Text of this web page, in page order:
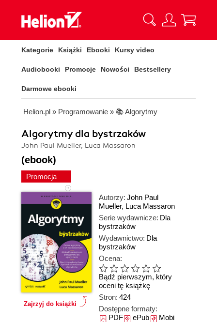
Kategorie Książki Ebooki Kursy video
Audiobooki Promocje Nowości Bestsellery
Darmowe ebooki
Helion.pl » Programowanie » 📚 Algorytmy
Algorytmy dla bystrzaków
John Paul Mueller, Luca Massaron
(ebook)
Promocja
Zajrzyj do książki
Autorzy: John Paul
Mueller, Luca Massaron
Serie wydawnicze: Dla
bystrzaków
Wydawnictwo: Dla
bystrzaków
Ocena:
Bądź pierwszym, który
oceni tę książkę
Stron: 424
Dostępne formaty:
PDFePubMobi